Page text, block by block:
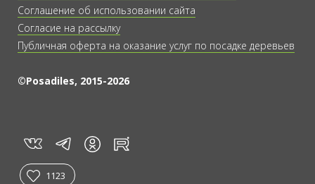
Соглашение об использовании сайта
Согласие на рассылку
Публичная оферта на оказание услуг по посадке деревьев
©Posadiles, 2015-2026
vk tg in rt
1123